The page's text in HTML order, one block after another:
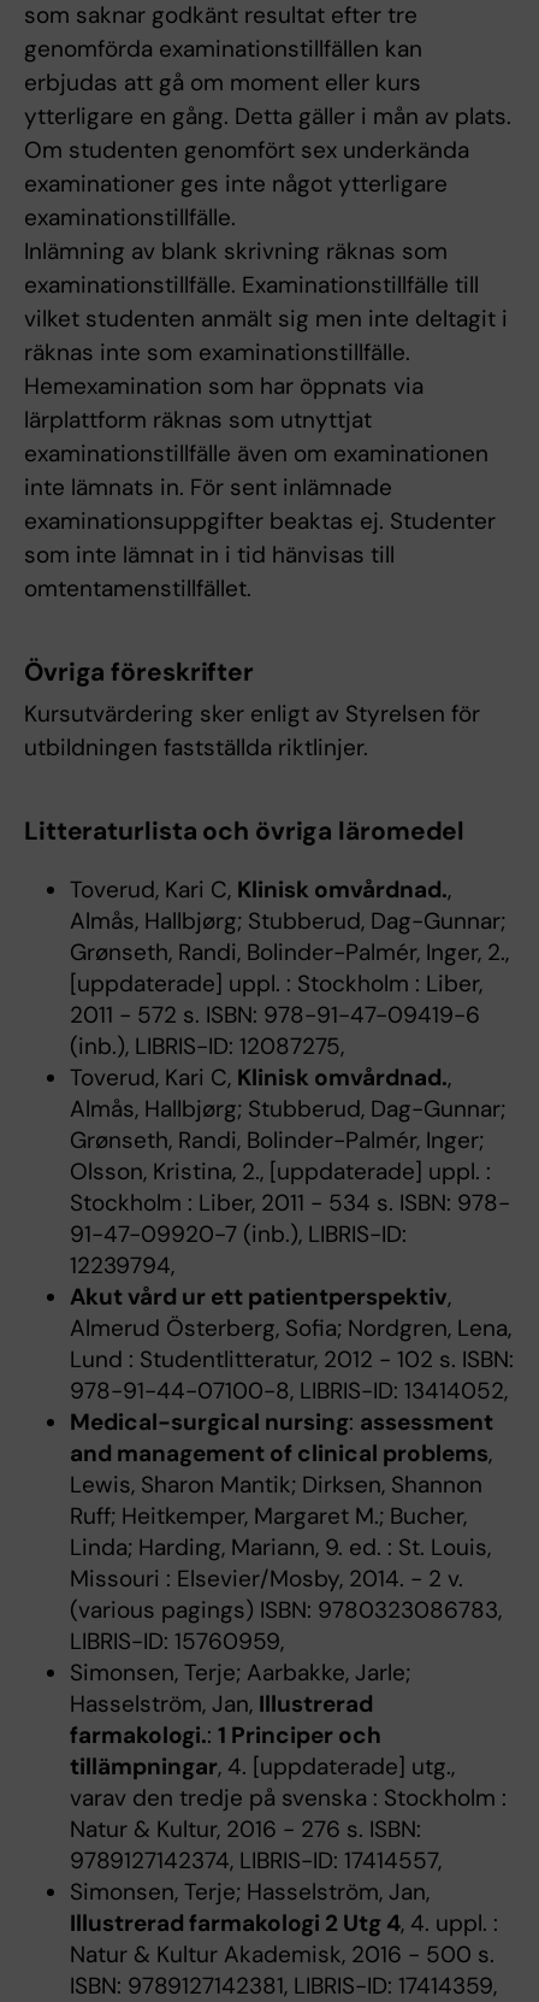
som saknar godkänt resultat efter tre
genomförda examinationstillfällen kan
erbjudas att gå om moment eller kurs
ytterligare en gång. Detta gäller i mån av plats.
Om studenten genomfört sex underkända
examinationer ges inte något ytterligare
examinationstillfälle.
Inlämning av blank skrivning räknas som
examinationstillfälle. Examinationstillfälle till
vilket studenten anmält sig men inte deltagit i
räknas inte som examinationstillfälle.
Hemexamination som har öppnats via
lärplattform räknas som utnyttjat
examinationstillfälle även om examinationen
inte lämnats in. För sent inlämnade
examinationsuppgifter beaktas ej. Studenter
som inte lämnat in i tid hänvisas till
omtentamenstillfället.
Övriga föreskrifter
Kursutvärdering sker enligt av Styrelsen för
utbildningen fastställda riktlinjer.
Litteraturlista och övriga läromedel
Toverud, Kari C, Klinisk omvårdnad.,
Almås, Hallbjørg; Stubberud, Dag-Gunnar;
Grønseth, Randi, Bolinder-Palmér, Inger, 2.,
[uppdaterade] uppl. : Stockholm : Liber,
2011 - 572 s. ISBN: 978-91-47-09419-6
(inb.), LIBRIS-ID: 12087275,
Toverud, Kari C, Klinisk omvårdnad.,
Almås, Hallbjørg; Stubberud, Dag-Gunnar;
Grønseth, Randi, Bolinder-Palmér, Inger;
Olsson, Kristina, 2., [uppdaterade] uppl. :
Stockholm : Liber, 2011 - 534 s. ISBN: 978-
91-47-09920-7 (inb.), LIBRIS-ID:
12239794,
Akut vård ur ett patientperspektiv,
Almerud Österberg, Sofia; Nordgren, Lena,
Lund : Studentlitteratur, 2012 - 102 s. ISBN:
978-91-44-07100-8, LIBRIS-ID: 13414052,
Medical-surgical nursing: assessment
and management of clinical problems,
Lewis, Sharon Mantik; Dirksen, Shannon
Ruff; Heitkemper, Margaret M.; Bucher,
Linda; Harding, Mariann, 9. ed. : St. Louis,
Missouri : Elsevier/Mosby, 2014. - 2 v.
(various pagings) ISBN: 9780323086783,
LIBRIS-ID: 15760959,
Simonsen, Terje; Aarbakke, Jarle;
Hasselström, Jan, Illustrerad
farmakologi.: 1 Principer och
tillämpningar, 4. [uppdaterade] utg.,
varav den tredje på svenska : Stockholm :
Natur & Kultur, 2016 - 276 s. ISBN:
9789127142374, LIBRIS-ID: 17414557,
Simonsen, Terje; Hasselström, Jan,
Illustrerad farmakologi 2 Utg 4, 4. uppl. :
Natur & Kultur Akademisk, 2016 - 500 s.
ISBN: 9789127142381, LIBRIS-ID: 17414359,